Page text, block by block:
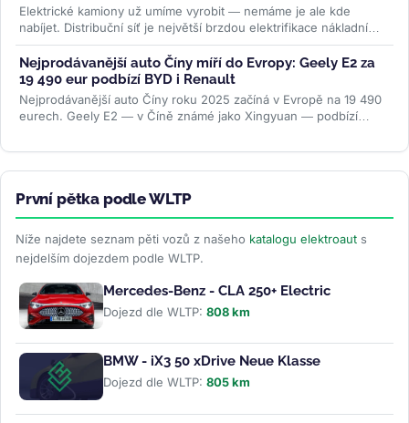
Elektrické kamiony už umíme vyrobit — nemáme je ale kde
nabíjet. Distribuční síť je největší brzdou elektrifikace nákladní
dopravy....>>
Nejprodávanější auto Číny míří do Evropy: Geely E2 za
19 490 eur podbízí BYD i Renault
Nejprodávanější auto Číny roku 2025 začíná v Evropě na 19 490
eurech. Geely E2 — v Číně známé jako Xingyuan — podbízí
První pětka podle WLTP
Níže najdete seznam pěti vozů z našeho katalogu elektroaut s
nejdelším dojezdem podle WLTP.
Mercedes-Benz - CLA 250+ Electric
Dojezd dle WLTP: 808 km
BMW - iX3 50 xDrive Neue Klasse
Dojezd dle WLTP: 805 km